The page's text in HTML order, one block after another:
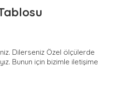
Dilerseniz Özel ölçülerde
Bunun için bizimle iletişime